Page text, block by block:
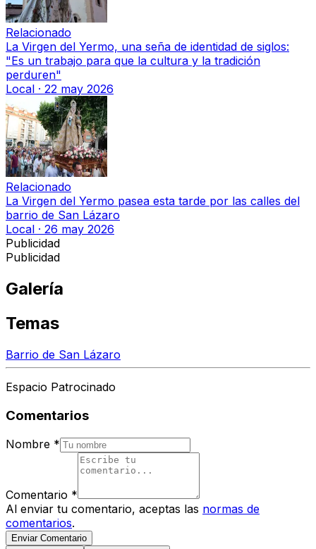
Relacionado
La Virgen del Yermo, una seña de identidad de siglos:
"Es un trabajo para que la cultura y la tradición
perduren"
Local · 22 may 2026
Relacionado
La Virgen del Yermo pasea esta tarde por las calles del
barrio de San Lázaro
Local · 26 may 2026
Publicidad
Publicidad
Galería
Temas
Barrio de San Lázaro
Espacio Patrocinado
Comentarios
Nombre *
Comentario *
Al enviar tu comentario, aceptas las normas de
comentarios.
Enviar Comentario